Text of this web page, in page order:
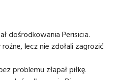
dośrodkowania Perisicia.
lecz nie zdołali zagrozić
problemu złapał piłkę.